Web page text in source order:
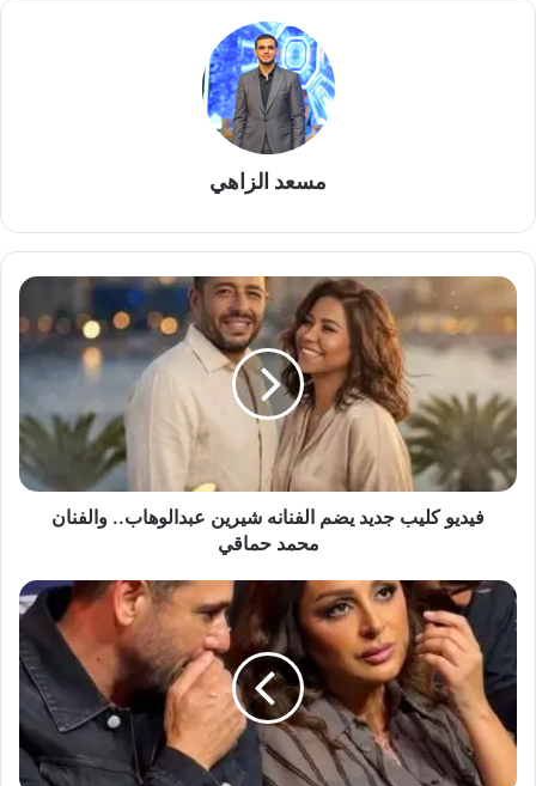
مسعد الزاهي
فيديو
كليب
جديد
يضم
الفنانه
شيرين
عبدالوهاب..
والفنان
محمد
حماقيفيديو كليب جديد يضم الفنانه شيرين عبدالوهاب.. والفنان
محمد حماقي
أنغام
وقصة
القديم
بعد
ظهورها
برفقة..أحمد